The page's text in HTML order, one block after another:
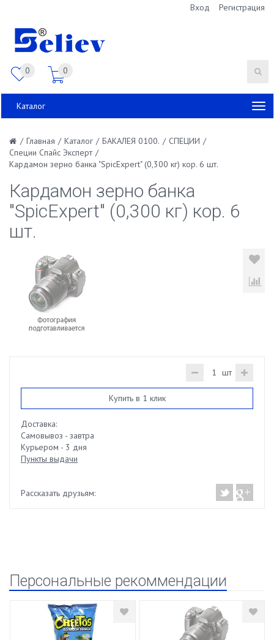
Вход Регистрация
0 0
Каталог
/ Главная / Каталог / БАКАЛЕЯ 0100. / СПЕЦИИ /
Специи Спайс Эксперт /
Кардамон зерно банка "SpicExpert" (0,300 кг) кор. 6 шт.
Кардамон зерно банка
"SpicExpert" (0,300 кг) кор. 6
шт.
шт
Купить в 1 клик
Доставка:
Самовывоз - завтра
Курьером - 3 дня
Пункты выдачи
Рассказать друзьям:
Персональные рекоммендации